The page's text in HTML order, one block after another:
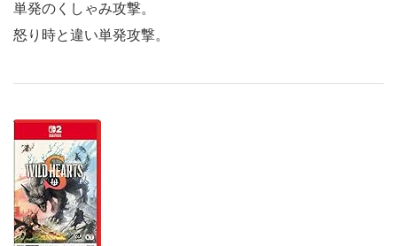
単発のくしゃみ攻撃。
怒り時と違い単発攻撃。